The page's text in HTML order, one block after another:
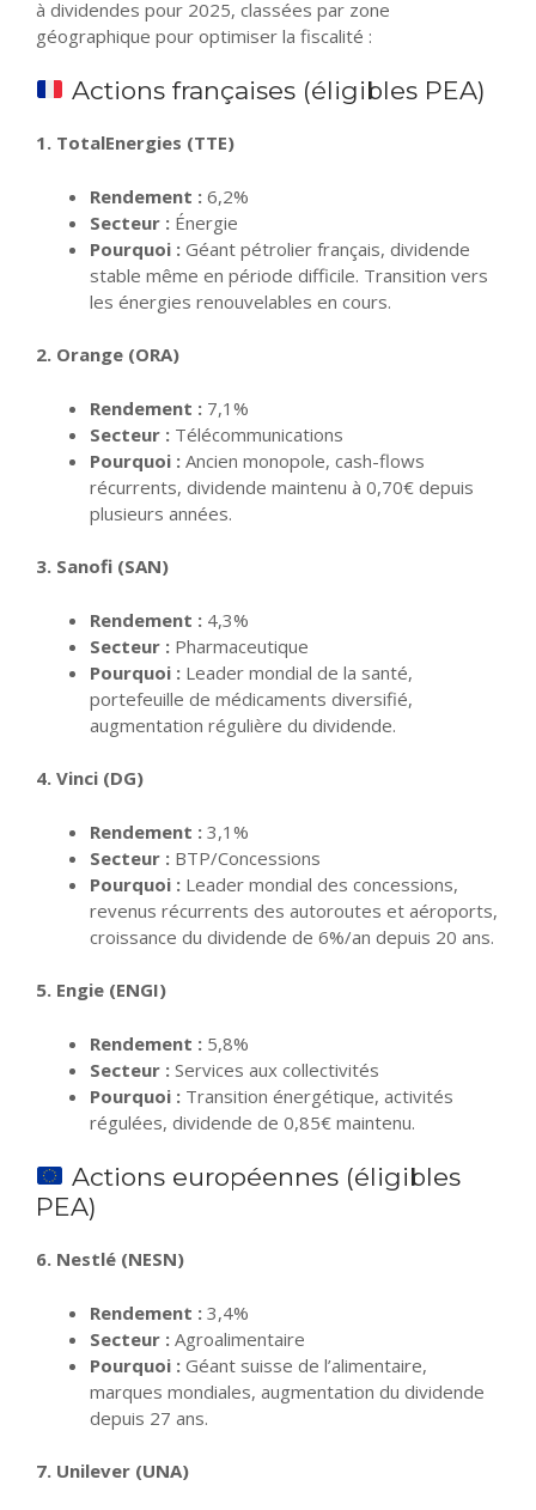
à dividendes pour 2025, classées par zone
géographique pour optimiser la fiscalité :
Actions françaises (éligibles PEA)
1. TotalEnergies (TTE)
Rendement : 6,2%
Secteur : Énergie
Pourquoi : Géant pétrolier français, dividende
stable même en période difficile. Transition vers
les énergies renouvelables en cours.
2. Orange (ORA)
Rendement : 7,1%
Secteur : Télécommunications
Pourquoi : Ancien monopole, cash-flows
récurrents, dividende maintenu à 0,70€ depuis
plusieurs années.
3. Sanofi (SAN)
Rendement : 4,3%
Secteur : Pharmaceutique
Pourquoi : Leader mondial de la santé,
portefeuille de médicaments diversifié,
augmentation régulière du dividende.
4. Vinci (DG)
Rendement : 3,1%
Secteur : BTP/Concessions
Pourquoi : Leader mondial des concessions,
revenus récurrents des autoroutes et aéroports,
croissance du dividende de 6%/an depuis 20 ans.
5. Engie (ENGI)
Rendement : 5,8%
Secteur : Services aux collectivités
Pourquoi : Transition énergétique, activités
régulées, dividende de 0,85€ maintenu.
Actions européennes (éligibles
PEA)
6. Nestlé (NESN)
Rendement : 3,4%
Secteur : Agroalimentaire
Pourquoi : Géant suisse de l’alimentaire,
marques mondiales, augmentation du dividende
depuis 27 ans.
7. Unilever (UNA)